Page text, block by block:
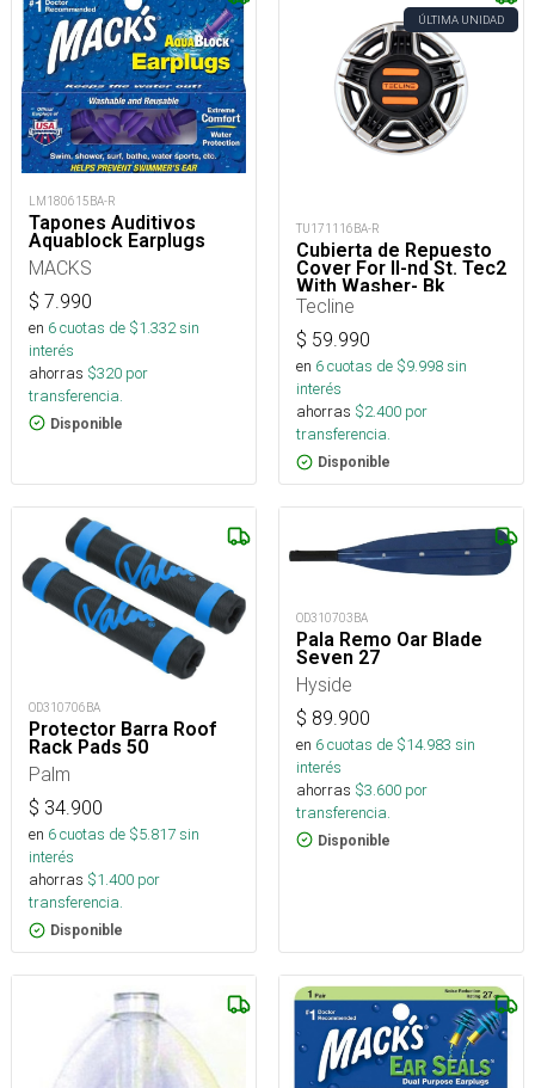
LM180615BA-R
Tapones Auditivos
Aquablock Earplugs
MACKS
$ 7.990
en 6cuotas de $1.332sin
interés
ahorras $320 por
transferencia.
Disponible
ÚLTIMA UNIDAD
TU171116BA-R
Cubierta de Repuesto
Cover For II-nd St. Tec2
With Washer- Bk
Tecline
$ 59.990
en 6cuotas de $9.998sin
interés
ahorras $2.400 por
transferencia.
Disponible
OD310706BA
Protector Barra Roof
Rack Pads 50
Palm
$ 34.900
en 6cuotas de $5.817sin
interés
ahorras $1.400 por
transferencia.
Disponible
OD310703BA
Pala Remo Oar Blade
Seven 27
Hyside
$ 89.900
en 6cuotas de $14.983 sin
interés
ahorras $3.600 por
transferencia.
Disponible